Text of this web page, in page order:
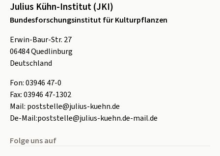
Julius Kühn-Institut (JKI)
Bundesforschungsinstitut für Kulturpflanzen
Erwin-Baur-Str. 27
06484Quedlinburg
Deutschland
Fon:03946 47-0
Fax:03946 47-1302
Mail: poststelle@julius-kuehn.de
De-Mail:poststelle@julius-kuehn.de-mail.de
Folge uns auf